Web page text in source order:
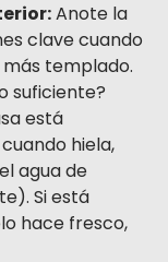
Anote la
clave cuando
templado.
suficiente?
está
hiela,
agua de
Si está
hace fresco,